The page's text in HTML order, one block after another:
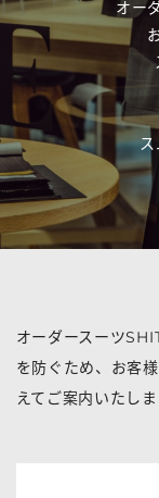
オー
ス
オーダースーツ
を防ぐため、お客
えてご案内いたしま